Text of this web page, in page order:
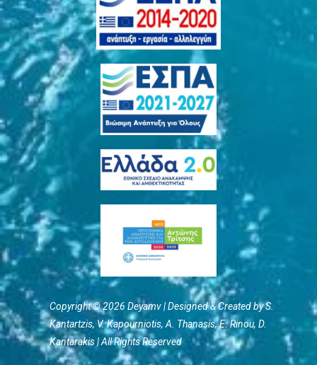
Copyright © 2026 Deyamv | Designed & Created by S.
Kantartzis, V. Kapourniotis, Α. Thanasis, E. Rinou, D.
Kantarakis | All Rights Reserved